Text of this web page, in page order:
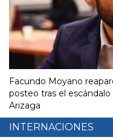
Facundo Moyano
posteo tras el
Arizaga
INTERNACIONES